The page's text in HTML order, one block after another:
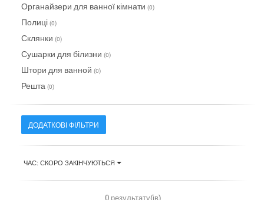
Органайзери для ванної кімнати (0)
Полиці (0)
Склянки (0)
Сушарки для білизни (0)
Штори для ванной (0)
Решта (0)
ДОДАТКОВІ ФІЛЬТРИ
ЧАС: СКОРО ЗАКІНЧУЮТЬСЯ
0 результату(ів)